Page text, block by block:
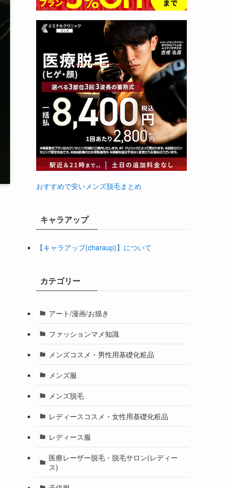
おすすめで安いメンズ脱毛まとめ
キャラアップ
【キャラアップ(charaup)】について
カテゴリー
アート/漫画/お描き
ファッションマメ知識
メンズコスメ・男性用基礎化粧品
メンズ服
メンズ脱毛
レディースコスメ・女性用基礎化粧品
レディース服
医療レーザー脱毛・脱毛サロン(レディー
ス)